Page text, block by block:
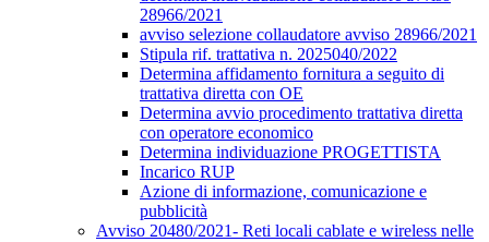
28966/2021
avviso selezione collaudatore avviso 28966/2021
Stipula rif. trattativa n. 2025040/2022
Determina affidamento fornitura a seguito di
trattativa diretta con OE
Determina avvio procedimento trattativa diretta
con operatore economico
Determina individuazione PROGETTISTA
Incarico RUP
Azione di informazione, comunicazione e
pubblicità
Avviso 20480/2021- Reti locali cablate e wireless nelle